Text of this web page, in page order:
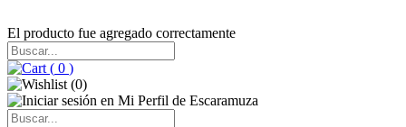
El producto fue agregado correctamente
( 0 )
(0)